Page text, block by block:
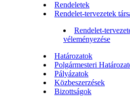
Rendeletek
Rendelet-tervezetek
Rendelet-
véleményezése
Határozatok
Polgármesteri
Pályázatok
Közbeszerzések
Bizottságok